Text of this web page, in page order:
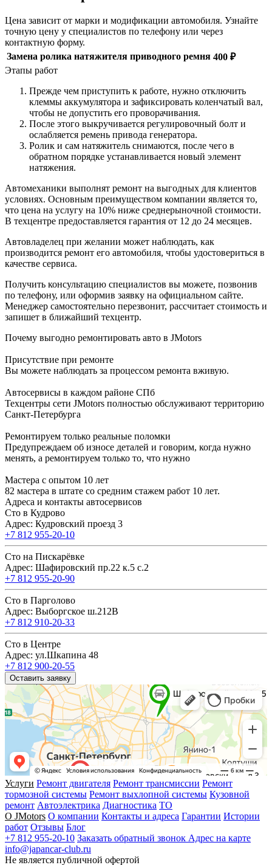
Цена зависит от марки и модификации автомобиля. Узнайте
точную цену у специалистов по телефону или через
контактную форму.
Замена ролика натяжителя приводного ремня 400 ₽
Этапы работ
Прежде чем приступить к работе, нужно отключить
клеммы аккумулятора и зафиксировать коленчатый вал,
чтобы не допустить его проворачивания.
После этого выкручивается регулировочный болт и
ослабляется ремень привода генератора.
Ролик и сам натяжитель снимаются, после чего в
обратном порядке устанавливается новый элемент
натяжения.
Автомеханики выполнят ремонт на выгодных для клиентов
условиях. Основным преимуществом компании является то,
что цена на услугу на 10% ниже среднерыночной стоимости.
В техцентре предоставляется гарантия от 12 до 24 месяцев.
Автовладелец при желании может наблюдать, как
производится ремонт его автомобиля, чтобы удостовериться в
качестве сервиса.
Получить консультацию специалистов вы можете, позвонив
по телефону, или оформив заявку на официальном сайте.
Менеджер самостоятельно перезвонит, рассчитает стоимость и
запишет в ближайший техцентр.
Почему выгодно ремонтировать авто в JMotors
Присутствие при ремонте
Вы можете наблюдать за процессом ремонта вживую.
Автосервисы в каждом районе СПб
Техцентры сети JMotors полностью обслуживают территорию
Санкт-Петербурга
Ремонтируем только реальные поломки
Предупреждаем об износе деталей и говорим, когда нужно
менять, а ремонтируем только то, что нужно
Мастера с опытом 10 лет
82 мастера в штате со средним стажем работ 10 лет.
Адреса и контакты автосервисов
Сто в Кудрово
Адрес: Кудровский проезд 3
+7 812 955-20-10
Сто на Пискарёвке
Адрес: Шафировский пр.22 к.5 с.2
+7 812 955-20-90
Сто в Парголово
Адрес: Выборгское ш.212В
+7 812 910-20-33
Сто в Центре
Адрес: ул.Шкапина 48
+7 812 900-20-55
Оставить заявку
Услуги Ремонт двигателя Ремонт трансмиссии Ремонт
тормозной системы Ремонт выхлопной системы Кузовной
ремонт Автоэлектрика Диагностика ТО
О JMotors О компании Контакты и адреса Гарантии Истории
работ Отзывы Блог
+7 812 955-20-10 Заказать обратный звонок Адрес на карте
info@japancar-club.ru
Не является публичной офертой